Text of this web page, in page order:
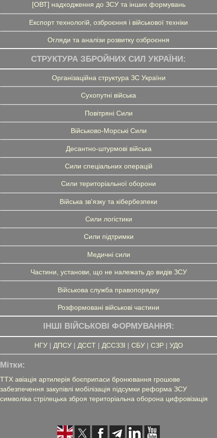
[ОВТ] надходження до ЗСУ та інших формувань
Експорт технологій, озброєння і військової техніки
Огляди та аналізи розвитку озброєння
СТРУКТУРА ЗБРОЙНИХ СИЛ УКРАЇНИ:
Організаційна структура ЗС України
Сухопутні війська
Повітряні Сили
Військово-Морські Сили
Десантно-штурмові війська
Сили спеціальних операцій
Сили територіальної оборони
Війська зв'язку та кібербезпеки
Сили логістики
Сили підтримки
Медичні сили
Частини, установи, що не належать до видів ЗСУ
Військова служба правопорядку
Розформовані військові частини
ІНШІ ВІЙСЬКОВІ ФОРМУВАННЯ:
НГУ| ДПСУ| ДССТ| ДССЗЗІ | СБУ| СЗР| УДО
Мітки:
ТТХ авіація артилерія боєприпаси бронювання грошове
забезпечення закупівлі мобілізація підсумки реформа ЗСУ
символіка стрілецька зброя територіальна оборона цифровізація